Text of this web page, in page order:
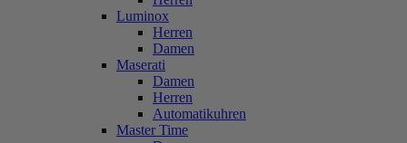
Luminox
Herren
Damen
Maserati
Damen
Herren
Automatikuhren
Master Time